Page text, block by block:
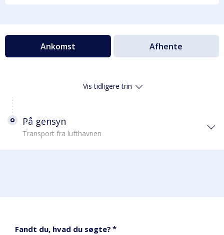
Ankomst Afhente
Vis tidligere trin
På gensyn
Transport fra lufthavnen
Fandt du, hvad du søgte? *